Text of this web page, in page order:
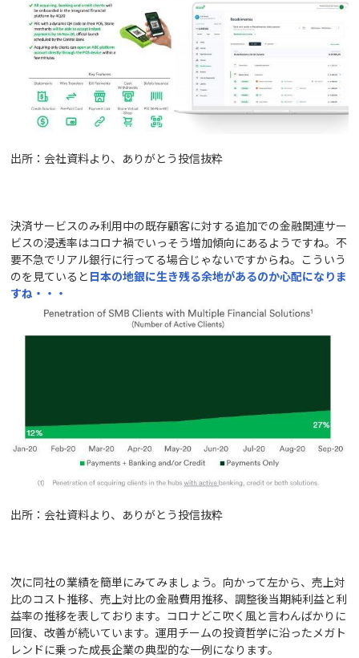
出所：会社資料より、ありがとう投信抜粋
決済サービスのみ利用中の既存顧客に対する追加での金融関連サー
ビスの浸透率はコロナ禍でいっそう増加傾向にあるようですね。不
要不急でリアル銀行に行ってる場合じゃないですからね。こういう
のを見ていると 日本の地銀に生き残る余地があるのか心配になりま
すね・・・
出所：会社資料より、ありがとう投信抜粋
次に同社の業績を簡単にみてみましょう。向かって左から、売上対
比のコスト推移、売上対比の金融費用推移、調整後当期純利益と利
益率の推移を表しております。コロナどこ吹く風と言わんばかりに
回復、改善が続いています。運用チームの投資哲学に沿ったメガト
レンドに乗った成長企業の典型的な一例になります。